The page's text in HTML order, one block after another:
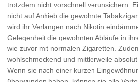
trotzdem nicht vorschnell verunsichern.
nicht auf Anhieb die gewohnte
wird ihr Verlangen nach Nikotin
Gelegenheit die gewohnten Abläufe in
wie zuvor mit normalen Zigaretten.
wohlschmeckend und mittlerweile
Wenn sie nach einer kurzen